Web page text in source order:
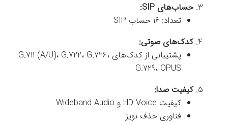
حساب‌های SIP:
تعداد: 16 حساب SIP
کدک‌های صوتی:
پشتیبانی از کدک‌های G.711 (A/U)، G.722، G.726،
G.729، OPUS
کیفیت صدا:
کیفیت HD Voice و Wideband Audio
فناوری حذف نویز